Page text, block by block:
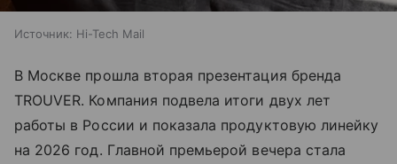
Источник: Hi-Tech Mail
В Москве прошла вторая презентация бренда
TROUVER. Компания подвела итоги двух лет
работы в России и показала продуктовую линейку
на 2026 год. Главной премьерой вечера стала